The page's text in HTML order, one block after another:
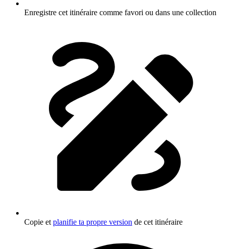
Enregistre cet itinéraire comme favori ou dans une collection
Copie et planifie ta propre version de cet itinéraire